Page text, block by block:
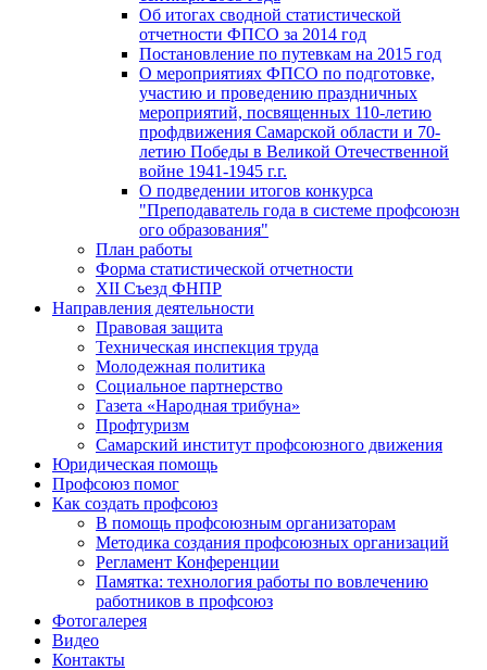
Об итогах сводной статистической
отчетности ФПСО за 2014 год
Постановление по путевкам на 2015 год
О мероприятиях ФПСО по подготовке,
участию и проведению праздничных
мероприятий, посвященных 110-летию
профдвижения Самарской области и 70-
летию Победы в Великой Отечественной
войне 1941-1945 г.г.
О подведении итогов конкурса
"Преподаватель года в системе профсоюзн
ого образования"
План работы
Форма статистической отчетности
XII Съезд ФНПР
Направления деятельности
Правовая защита
Техническая инспекция труда
Молодежная политика
Социальное партнерство
Газета «Народная трибуна»
Профтуризм
Самарский институт профсоюзного движения
Юридическая помощь
Профсоюз помог
Как создать профсоюз
В помощь профсоюзным организаторам
Методика создания профсоюзных организаций
Регламент Конференции
Памятка: технология работы по вовлечению
работников в профсоюз
Фотогалерея
Видео
Контакты